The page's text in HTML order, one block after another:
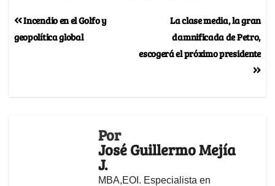
La clase media, la gran
damnificada de Petro,
escogerá el próximo presidente
Incendio en el Golfo y
geopolítica global
Por
José Guillermo Mejía
J.
MBA,EOI. Especialista en